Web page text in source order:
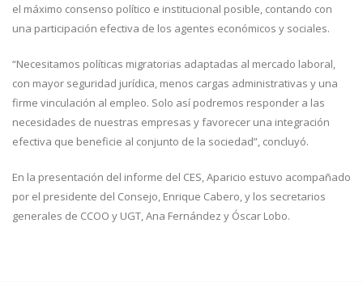
el máximo consenso político e institucional posible, contando con
una participación efectiva de los agentes económicos y sociales.
“Necesitamos políticas migratorias adaptadas al mercado laboral,
con mayor seguridad jurídica, menos cargas administrativas y una
firme vinculación al empleo. Solo así podremos responder a las
necesidades de nuestras empresas y favorecer una integración
efectiva que beneficie al conjunto de la sociedad”, concluyó.
En la presentación del informe del CES, Aparicio estuvo acompañado
por el presidente del Consejo, Enrique Cabero, y los secretarios
generales de CCOO y UGT, Ana Fernández y Óscar Lobo.